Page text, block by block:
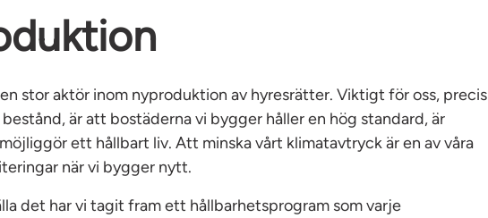
stor aktör inom nyproduktion av hyresrätter. Viktigt för oss, precis
är att bostäderna vi bygger håller en hög standard, är
ett hållbart liv. Att minska vårt klimatavtryck är en av våra
när vi bygger nytt.
det har vi tagit fram ett hållbarhetsprogram som varje